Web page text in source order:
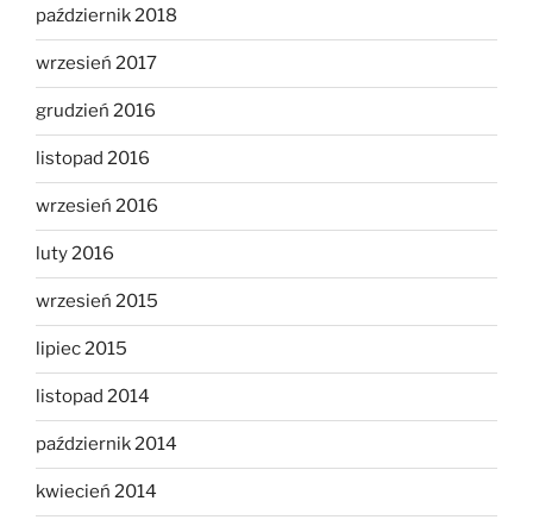
październik 2018
wrzesień 2017
grudzień 2016
listopad 2016
wrzesień 2016
luty 2016
wrzesień 2015
lipiec 2015
listopad 2014
październik 2014
kwiecień 2014